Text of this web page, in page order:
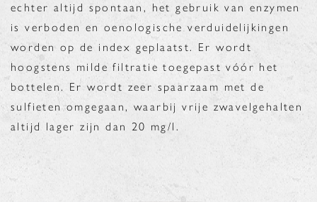
echter altijd spontaan, het gebruik van enzymen
is verboden en oenologische verduidelijkingen
worden op de index geplaatst. Er wordt
hoogstens milde filtratie toegepast vóór het
bottelen. Er wordt zeer spaarzaam met de
sulfieten omgegaan, waarbij vrije zwavelgehalten
altijd lager zijn dan 20 mg/l.